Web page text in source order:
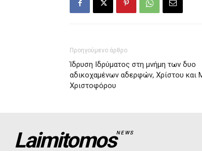
Προηγούμενο άρθρο
Ίδρυση Ιδρύματος στη μνήμη των δυο
αδικοχαμένων αδερφών, Χρίστου και
Χριστοφόρου
LaimitomosNEWS